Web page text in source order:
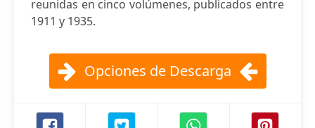
reunidas en cinco volúmenes, publicados entre
1911 y 1935.
Opciones de Descarga